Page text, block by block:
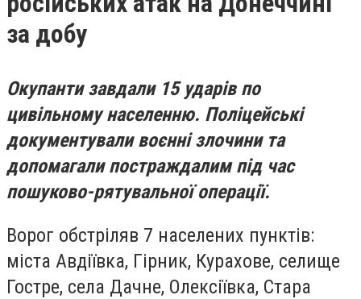
за добу
Окупанти завдали 15 ударів по
цивільному населенню. Поліцейські
документували воєнні злочини та
допомагали постраждалим під час
пошуково-рятувальної операції.
Ворог обстріляв 7 населених пунктів:
міста Авдіївка, Гірник, Курахове, селище
Гостре, села Дачне, Олексіївка, Стара